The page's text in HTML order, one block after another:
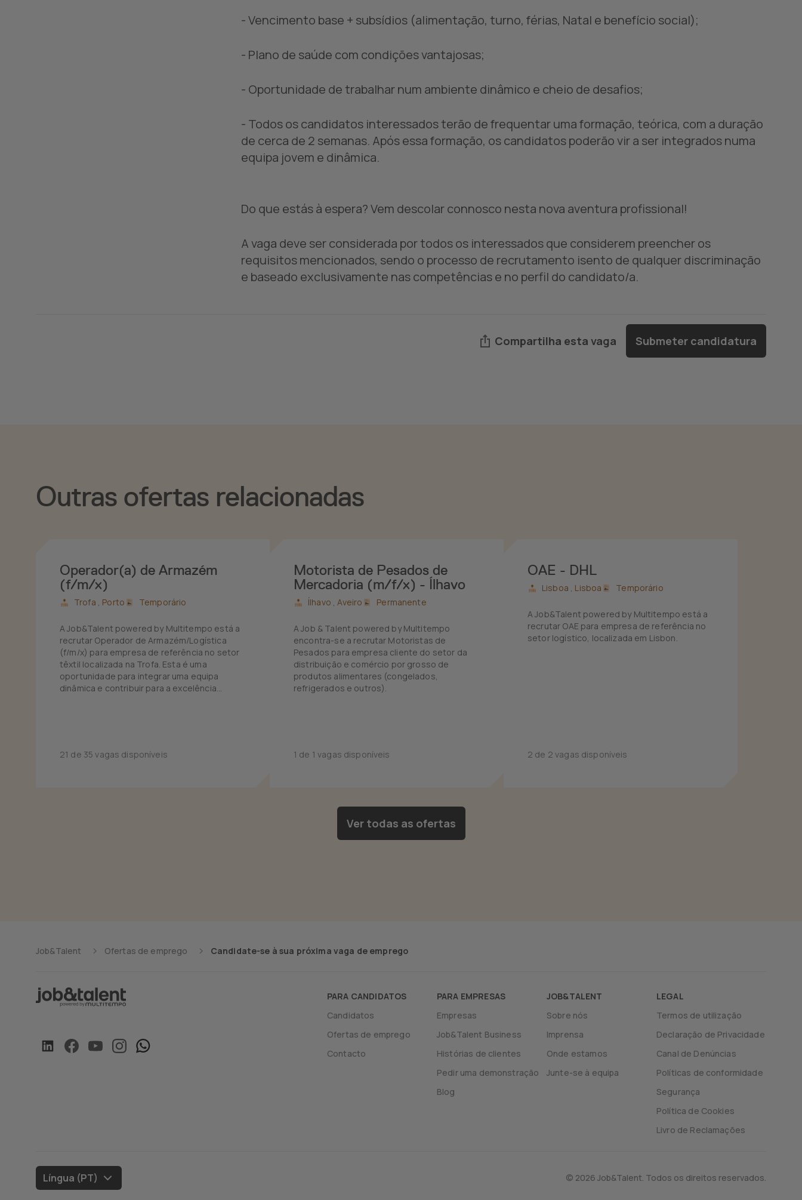
- Vencimento base + subsídios (alimentação, turno, férias, Natal e benefício social);
- Plano de saúde com condições vantajosas;
- Oportunidade de trabalhar num ambiente dinâmico e cheio de desafios;
- Todos os candidatos interessados terão de frequentar uma formação, teórica, com a duração
de cerca de 2 semanas. Após essa formação, os candidatos poderão vir a ser integrados numa
equipa jovem e dinâmica.
Do que estás à espera? Vem descolar connosco nesta nova aventura profissional!
A vaga deve ser considerada por todos os interessados que considerem preencher os
requisitos mencionados, sendo o processo de recrutamento isento de qualquer discriminação
e baseado exclusivamente nas competências e no perfil do candidato/a.
Compartilha esta vaga Submeter candidatura
Outras ofertas relacionadas
Operador(a) de Armazém
(f/m/x)
Trofa , Porto Temporário
A Job&Talent powered by Multitempo está a
recrutar Operador de Armazém/Logística
(f/m/x) para empresa de referência no setor
têxtil localizada na Trofa. Esta é uma
oportunidade para integrar uma equipa
dinâmica e contribuir para a excelência
21 de 35 vagas disponíveis
Motorista de Pesados de
Mercadoria (m/f/x) - Ílhavo
Ílhavo ,Aveiro Permanente
A Job & Talent powered by Multitempo
encontra-se a recrutar Motoristas de
Pesados para empresa cliente do setor da
distribuição e comércio por grosso de
produtos alimentares (congelados,
refrigerados e outros).
1 de 1 vagas disponíveis
OAE - DHL
Lisboa , Lisboa Temporário
A Job&Talent powered by Multitempo está a
recrutar OAE para empresa de referência no
setor logístico, localizada em Lisbon.
2 de 2 vagas disponíveis
Ver todas as ofertas
Job&Talent Ofertas de emprego Candidate-se à sua próxima vaga de emprego
PARA CANDIDATOS
Candidatos
Ofertas de emprego
Contacto
PARA EMPRESAS
Empresas
Job&Talent Business
Histórias de clientes
Pedir uma demonstração
Blog
JOB&TALENT
Sobre nós
Imprensa
Onde estamos
Junte-se à equipa
LEGAL
Termos de utilização
Declaração de Privacidade
Canal de Denúncias
Políticas de conformidade
Segurança
Política de Cookies
Livro de Reclamações
Língua (PT) © 2026 Job&Talent. Todos os direitos reservados.